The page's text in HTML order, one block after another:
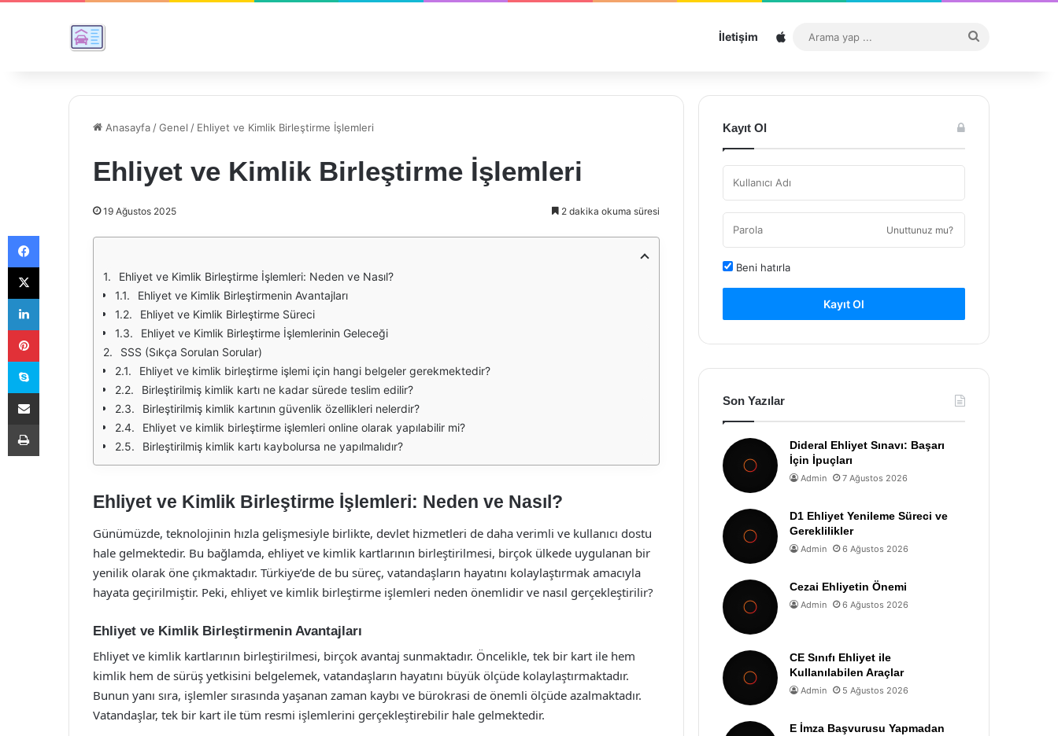
İletişim Sitemap
...
Anasayfa /Genel / Ehliyet ve Kimlik Birleştirme İşlemleri
Ehliyet ve Kimlik Birleştirme İşlemleri
19 Ağustos 2025 2 dakika okuma süresi
Ehliyet ve Kimlik Birleştirme İşlemleri: Neden ve Nasıl?
Ehliyet ve Kimlik Birleştirmenin Avantajları
Ehliyet ve Kimlik Birleştirme Süreci
Ehliyet ve Kimlik Birleştirme İşlemlerinin Geleceği
SSS (Sıkça Sorulan Sorular)
Ehliyet ve kimlik birleştirme işlemi için hangi belgeler gerekmektedir?
Birleştirilmiş kimlik kartı ne kadar sürede teslim edilir?
Birleştirilmiş kimlik kartının güvenlik özellikleri nelerdir?
Ehliyet ve kimlik birleştirme işlemleri online olarak yapılabilir mi?
Birleştirilmiş kimlik kartı kaybolursa ne yapılmalıdır?
Ehliyet ve Kimlik Birleştirme İşlemleri: Neden ve Nasıl?
Günümüzde, teknolojinin hızla gelişmesiyle birlikte, devlet hizmetleri de daha verimli ve kullanıcı dostu
hale gelmektedir. Bu bağlamda, ehliyet ve kimlik kartlarının birleştirilmesi, birçok ülkede uygulanan bir
yenilik olarak öne çıkmaktadır. Türkiye’de de bu süreç, vatandaşların hayatını kolaylaştırmak amacıyla
hayata geçirilmiştir. Peki, ehliyet ve kimlik birleştirme işlemleri neden önemlidir ve nasıl gerçekleştirilir?
Ehliyet ve Kimlik Birleştirmenin Avantajları
Ehliyet ve kimlik kartlarının birleştirilmesi, birçok avantaj sunmaktadır. Öncelikle, tek bir kart ile hem
kimlik hem de sürüş yetkisini belgelemek, vatandaşların hayatını büyük ölçüde kolaylaştırmaktadır.
Bunun yanı sıra, işlemler sırasında yaşanan zaman kaybı ve bürokrasi de önemli ölçüde azalmaktadır.
Vatandaşlar, tek bir kart ile tüm resmi işlemlerini gerçekleştirebilir hale gelmektedir.
Kayıt Ol
Unuttunuz mu?
Beni hatırla
Kayıt Ol
Son Yazılar
Dideral Ehliyet Sınavı: Başarı
İçin İpuçları
Admin 7 Ağustos 2026
D1 Ehliyet Yenileme Süreci ve
Gereklilikler
Admin 6 Ağustos 2026
Cezai Ehliyetin Önemi
Admin 6 Ağustos 2026
CE Sınıfı Ehliyet ile
Kullanılabilen Araçlar
Admin 5 Ağustos 2026
E İmza Başvurusu Yapmadan
Facebook
X
LinkedIn
Pinterest
Skype
E-Posta ile paylaş